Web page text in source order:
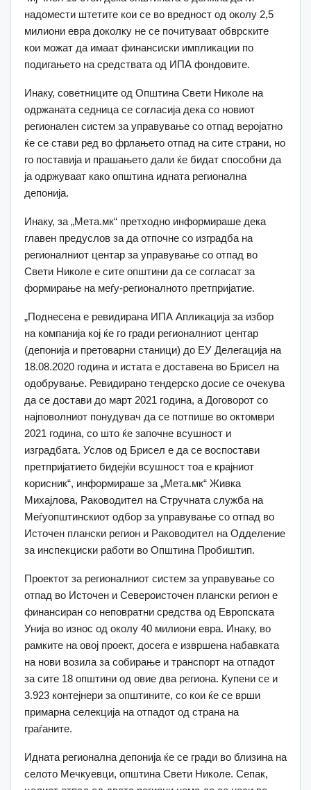
надомести штетите кои се во вредност од околу 2,5
милиони евра доколку не се почитуваат обврските
кои можат да имаат финансиски импликации по
подигањето на средствата од ИПА фондовите.
Инаку, советниците од Општина Свети Николе на
одржаната седница се согласија дека со новиот
регионален систем за управување со отпад веројатно
ќе се стави ред во фрлањето отпад на сите страни, но
го поставија и прашањето дали ќе бидат способни да
ја одржуваат како општина идната регионална
депонија.
Инаку, за „Мета.мк“ претходно информираше дека
главен предуслов за да отпочне со изградба на
регионалниот центар за управување со отпад во
Свети Николе е сите општини да се согласат за
формирање на меѓу-регионалното претпријатие.
„Поднесена е ревидирана ИПА Апликација за избор
на компанија кој ќе го гради регионалниот центар
(депонија и претоварни станици) до ЕУ Делегација на
18.08.2020 година и истата е доставена во Брисел на
одобрување. Ревидирано тендерско досие се очекува
да се достави до март 2021 година, а Договорот со
најповолниот понудувач да се потпише во октомври
2021 година, со што ќе започне всушност и
изградбата. Услов од Брисел е да се воспостави
претпријатието бидејќи всушност тоа е крајниот
корисник“, информираше за „Мета.мк“ Живка
Михајлова, Раководител на Стручната служба на
Меѓуопштинскиот одбор за управување со отпад во
Источен плански регион и Раководител на Одделение
за инспекциски работи во Општина Пробиштип.
Проектот за регионалниот систем за управување со
отпад во Источен и Североисточен плански регион е
финансиран со неповратни средства од Европската
Унија во износ од околу 40 милиони евра. Инаку, во
рамките на овој проект, досега е извршена набавката
на нови возила за собирање и транспорт на отпадот
за сите 18 општини од овие два региона. Купени се и
3.923 контејнери за општините, со кои ќе се врши
примарна селекција на отпадот од страна на
граѓаните.
Идната регионална депонија ќе се гради во близина на
селото Мечкуевци, општина Свети Николе. Сепак,